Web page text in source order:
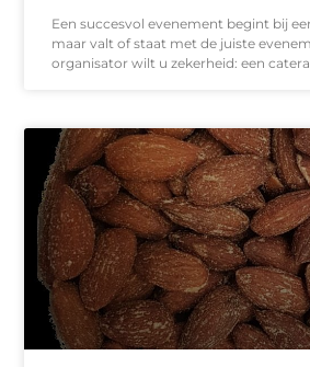
Een succesvol evenement begint bij
maar valt of staat met de juiste
organisator wilt u zekerheid: een